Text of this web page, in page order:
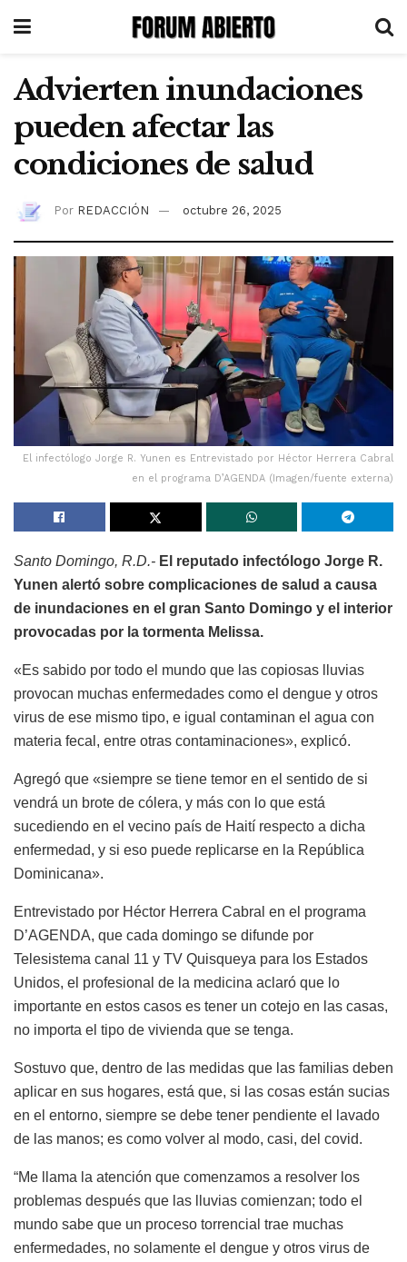
Advierten inundaciones
pueden afectar las
condiciones de salud
Por REDACCIÓN octubre 26, 2025
El infectólogo Jorge R. Yunen es Entrevistado por Héctor Herrera Cabral
en el programa D’AGENDA (Imagen/fuente externa)
Santo Domingo, R.D.- El reputado infectólogo Jorge R.
Yunen alertó sobre complicaciones de salud a causa
de inundaciones en el gran Santo Domingo y el interior
provocadas por la tormenta Melissa.
«Es sabido por todo el mundo que las copiosas lluvias
provocan muchas enfermedades como el dengue y otros
virus de ese mismo tipo, e igual contaminan el agua con
materia fecal, entre otras contaminaciones», explicó.
Agregó que «siempre se tiene temor en el sentido de si
vendrá un brote de cólera, y más con lo que está
sucediendo en el vecino país de Haití respecto a dicha
enfermedad, y si eso puede replicarse en la República
Dominicana».
Entrevistado por Héctor Herrera Cabral en el programa
D’AGENDA, que cada domingo se difunde por
Telesistema canal 11 y TV Quisqueya para los Estados
Unidos, el profesional de la medicina aclaró que lo
importante en estos casos es tener un cotejo en las casas,
no importa el tipo de vivienda que se tenga.
Sostuvo que, dentro de las medidas que las familias deben
aplicar en sus hogares, está que, si las cosas están sucias
en el entorno, siempre se debe tener pendiente el lavado
de las manos; es como volver al modo, casi, del covid.
“Me llama la atención que comenzamos a resolver los
problemas después que las lluvias comienzan; todo el
mundo sabe que un proceso torrencial trae muchas
enfermedades, no solamente el dengue y otros virus de